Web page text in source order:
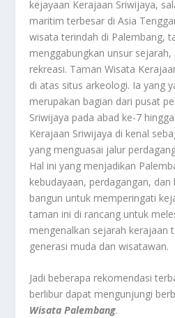
kejayaan Kerajaan Sriwijaya,
maritim terbesar di Asia
wisata terindah di Palembang,
menggabungkan unsur sejarah,
rekreasi. Taman Wisata
di atas situs arkeologi. Ia yang
merupakan bagian dari pusat
Sriwijaya pada abad ke-7
Kerajaan Sriwijaya di kenal
yang menguasai jalur
Hal ini yang menjadikan
kebudayaan, perdagangan, dan
bangun untuk memperingati
taman ini di rancang untuk
mengenalkan sejarah kerajaan
generasi muda dan wisatawan.
Jadi beberapa rekomendasi
berlibur dapat mengunjungi
Wisata Palembang.